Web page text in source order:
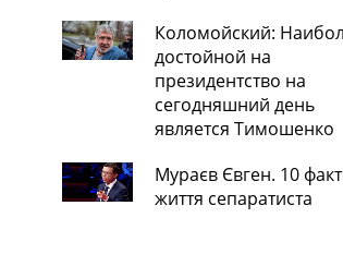
Коломойский:
достойной на
президентство на
сегодняшний день
является Тимошенко
Мураєв Євген. 10
життя сепаратиста